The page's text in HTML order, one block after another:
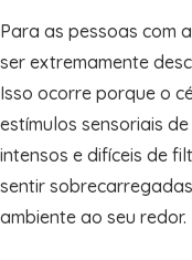
Para as pessoas com
ser extremamente
Isso ocorre porque o
estímulos sensoriais
intensos e difíceis de
sentir
ambiente ao seu redor.